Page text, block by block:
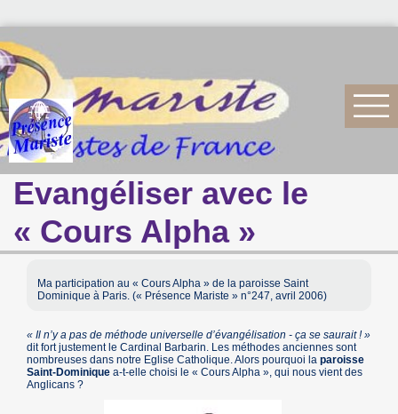
Evangéliser avec le
« Cours Alpha »
Ma participation au « Cours Alpha » de la paroisse Saint
Dominique à Paris. (« Présence Mariste » n°247, avril 2006)
« Il n’y a pas de méthode universelle d’évangélisation - ça se saurait ! »
dit fort justement le Cardinal Barbarin. Les méthodes anciennes sont
nombreuses dans notre Eglise Catholique. Alors pourquoi laparoisse
Saint-Dominique a-t-elle choisi le « Cours Alpha », qui nous vient des
Anglicans ?